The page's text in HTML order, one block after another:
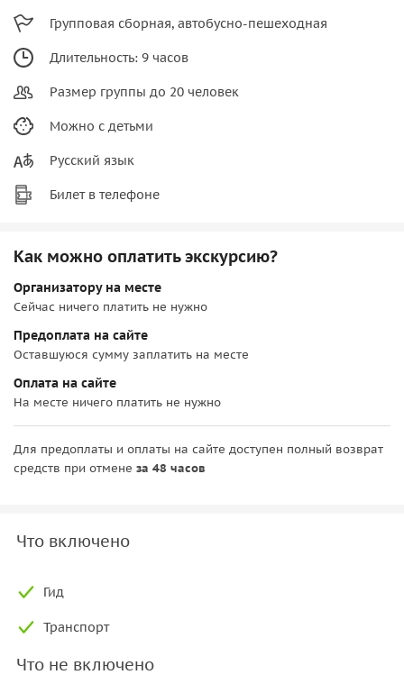
Групповая сборная, автобусно-пешеходная
Длительность: 9 часов
Размер группы до 20 человек
Можно с детьми
Русский язык
Билет в телефоне
Как можно оплатить экскурсию?
Организатору на месте
Сейчас ничего платить не нужно
Предоплата на сайте
Оставшуюся сумму заплатить на месте
Оплата на сайте
На месте ничего платить не нужно
Для предоплаты и оплаты на сайте доступен полный возврат
средств при отмене за 48 часов
Что включено
Гид
Транспорт
Что не включено